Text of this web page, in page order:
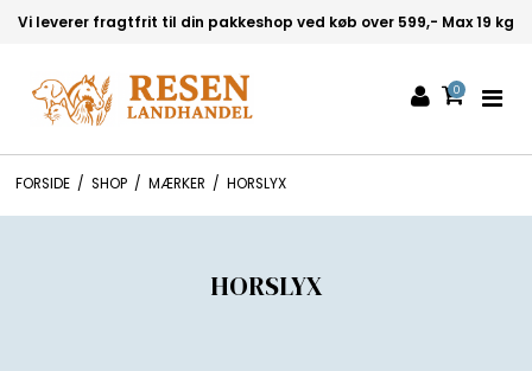
Vi leverer fragtfrit til din pakkeshop ved køb over 599,- Max 19 kg
0
FORSIDE / SHOP / MÆRKER / HORSLYX
HORSLYX